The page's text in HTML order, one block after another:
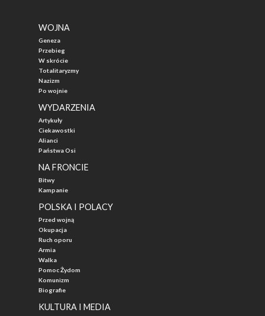
WOJNA
Geneza
Przebieg
W skrócie
Totalitaryzmy
Nazizm
Po wojnie
WYDARZENIA
Artykuły
Ciekawostki
Alianci
Państwa Osi
NA FRONCIE
Bitwy
Kampanie
POLSKA I POLACY
Przed wojną
Okupacja
Ruch oporu
Armia
Walka
Pomoc Żydom
Komunizm
Biografie
KULTURA I MEDIA